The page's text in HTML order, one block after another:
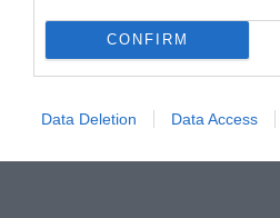
CONFIRM
Data Deletion Data Access